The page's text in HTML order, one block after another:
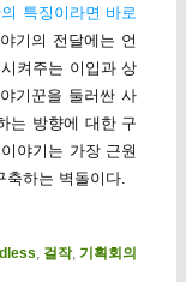
특징이라면 바로
기의 전달에는 언
켜주는 이입과 상
기꾼을 둘러싼 사
는 방향에 대한 구
야기는 가장 근원
축하는 벽돌이다.
, 걸작,기획회의